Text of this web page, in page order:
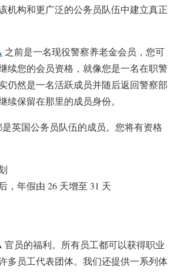
机构和更广泛的公务员队伍中建立真正
之前是一名现役警察养老金会员，您可
续您的会员资格，就像您是一名在职警
仍然是一名活跃成员并随后返回警察部
续保留在那里的成员身份。
英国公务员队伍的成员。您将有资格
，年假由 26 天增至 31 天
官员的福利。所有员工都可以获得职业
多员工代表团体。我们还提供一系列体